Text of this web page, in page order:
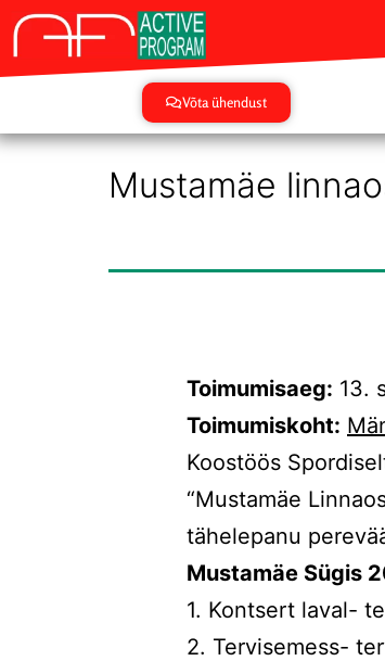
Võta ühendust
Mustamäe
Toimumisaeg: 13.
Toimumiskoht:
Koostöös
“Mustamäe
tähelepanu
Mustamäe Sügis
1. Kontsert laval-
2. Tervisemess-